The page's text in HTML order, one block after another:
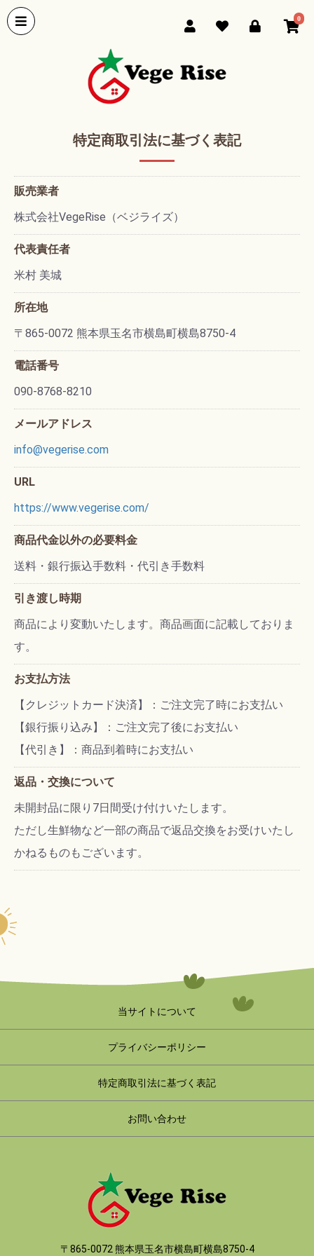
0
特定商取引法に基づく表記
販売業者
株式会社VegeRise（ベジライズ）
代表責任者
米村 美城
所在地
〒865-0072 熊本県玉名市横島町横島8750-4
電話番号
090-8768-8210
メールアドレス
info@vegerise.com
URL
https://www.vegerise.com/
商品代金以外の必要料金
送料・銀行振込手数料・代引き手数料
引き渡し時期
商品により変動いたします。商品画面に記載しておりま
す。
お支払方法
【クレジットカード決済】：ご注文完了時にお支払い
【銀行振り込み】：ご注文完了後にお支払い
【代引き】：商品到着時にお支払い
返品・交換について
未開封品に限り7日間受け付けいたします。
ただし生鮮物など一部の商品で返品交換をお受けいたし
かねるものもございます。
当サイトについて
プライバシーポリシー
特定商取引法に基づく表記
お問い合わせ
〒865-0072 熊本県玉名市横島町横島8750-4